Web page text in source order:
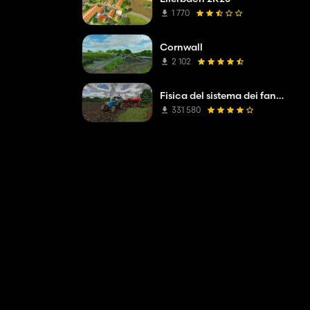
1 770
Cornwall
2 102
Fisica del sistema dei fanghi
331 580